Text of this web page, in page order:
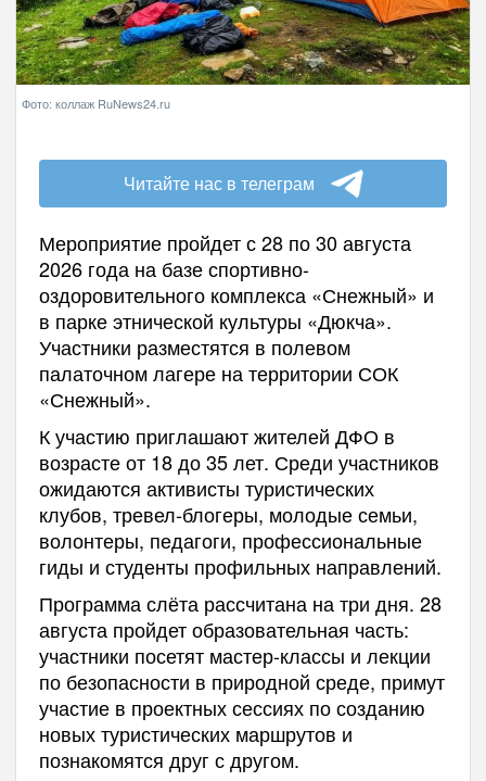
Фото: коллаж RuNews24.ru
Читайте нас в телеграм
Мероприятие пройдет с 28 по 30 августа
2026 года на базе спортивно-
оздоровительного комплекса «Снежный» и
в парке этнической культуры «Дюкча».
Участники разместятся в полевом
палаточном лагере на территории СОК
«Снежный».
К участию приглашают жителей ДФО в
возрасте от 18 до 35 лет. Среди участников
ожидаются активисты туристических
клубов, тревел-блогеры, молодые семьи,
волонтеры, педагоги, профессиональные
гиды и студенты профильных направлений.
Программа слёта рассчитана на три дня. 28
августа пройдет образовательная часть:
участники посетят мастер-классы и лекции
по безопасности в природной среде, примут
участие в проектных сессиях по созданию
новых туристических маршрутов и
познакомятся друг с другом.